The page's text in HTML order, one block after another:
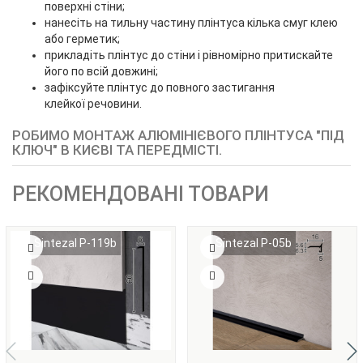
поверхні стіни;
нанесіть на тильну частину плінтуса кілька смуг клею
або герметик;
прикладіть плінтус до стіни і рівномірно притискайте
його по всій довжині;
зафіксуйте плінтус до повного застигання
клейкої речовини.
РОБИМО МОНТАЖ АЛЮМІНІЄВОГО ПЛІНТУСА "ПІД
КЛЮЧ" В КИЄВІ ТА ПЕРЕДМІСТІ.
РЕКОМЕНДОВАНІ ТОВАРИ
Sintezal P-119b Sintezal P-05b